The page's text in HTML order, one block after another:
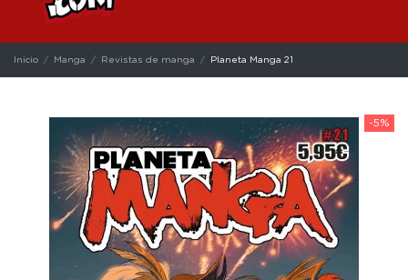
Inicio Manga Revistas de manga Planeta Manga 21
-5%